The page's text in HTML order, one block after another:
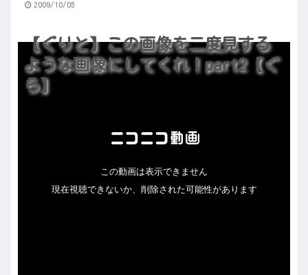
【ぐりと】この画像を二度見する
ような画像にしてくれ！part2【ぐ
ら】
2009/10/05